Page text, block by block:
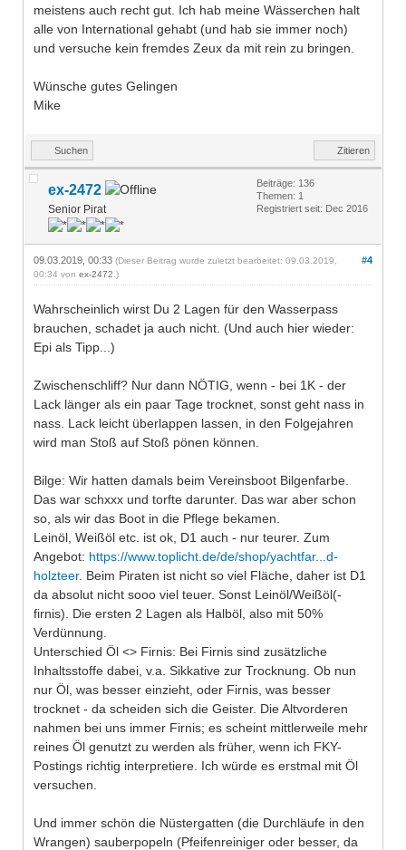
meistens auch recht gut. Ich hab meine Wässerchen halt
alle von International gehabt (und hab sie immer noch)
und versuche kein fremdes Zeux da mit rein zu bringen.
Wünsche gutes Gelingen
Mike
Suchen Zitieren
ex-2472
Senior Pirat
Beiträge: 136
Themen: 1
Registriert seit: Dec 2016
#4
09.03.2019, 00:33 (Dieser Beitrag wurde zuletzt bearbeitet: 09.03.2019,
00:34 von ex-2472 .)
Wahrscheinlich wirst Du 2 Lagen für den Wasserpass
brauchen, schadet ja auch nicht. (Und auch hier wieder:
Epi als Tipp...)
Zwischenschliff? Nur dann NÖTIG, wenn - bei 1K - der
Lack länger als ein paar Tage trocknet, sonst geht nass in
nass. Lack leicht überlappen lassen, in den Folgejahren
wird man Stoß auf Stoß pönen können.
Bilge: Wir hatten damals beim Vereinsboot Bilgenfarbe.
Das war schxxx und torfte darunter. Das war aber schon
so, als wir das Boot in die Pflege bekamen.
Leinöl, Weißöl etc. ist ok, D1 auch - nur teurer. Zum
Angebot: https://www.toplicht.de/de/shop/yachtfar...d-
holzteer. Beim Piraten ist nicht so viel Fläche, daher ist D1
da absolut nicht sooo viel teuer. Sonst Leinöl/Weißöl(-
firnis). Die ersten 2 Lagen als Halböl, also mit 50%
Verdünnung.
Unterschied Öl <> Firnis: Bei Firnis sind zusätzliche
Inhaltsstoffe dabei, v.a. Sikkative zur Trocknung. Ob nun
nur Öl, was besser einzieht, oder Firnis, was besser
trocknet - da scheiden sich die Geister. Die Altvorderen
nahmen bei uns immer Firnis; es scheint mittlerweile mehr
reines Öl genutzt zu werden als früher, wenn ich FKY-
Postings richtig interpretiere. Ich würde es erstmal mit Öl
versuchen.
Und immer schön die Nüstergatten (die Durchläufe in den
Wrangen) sauberpopeln (Pfeifenreiniger oder besser, da